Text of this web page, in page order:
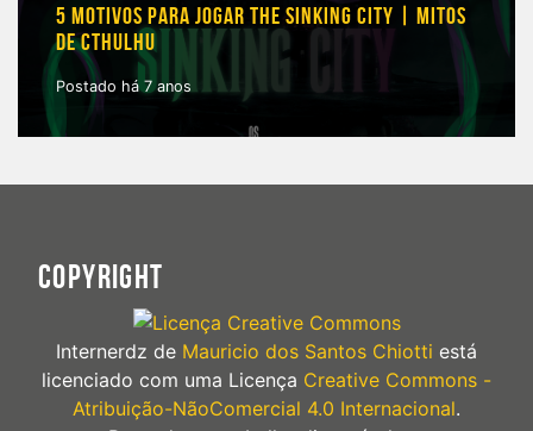
5 MOTIVOS PARA JOGAR THE SINKING CITY | MITOS
DE CTHULHU
Postado há 7 anos
COPYRIGHT
Internerdz de Mauricio dos Santos Chiotti está
licenciado com uma Licença Creative Commons -
Atribuição-NãoComercial 4.0 Internacional.